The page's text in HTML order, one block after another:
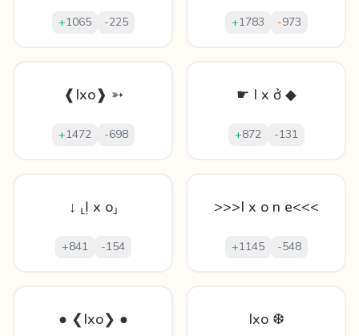
+1065 -225 +1783 -973
❰Ixo❱ ➳
+1472 -698
☛ I x ở ◆
+872 -131
↓ ⸤Ị х o⸥
+841 -154
>>>I x o n e<<<
+1145 -548
● ❮Ixo❯ ● Ixo ❆